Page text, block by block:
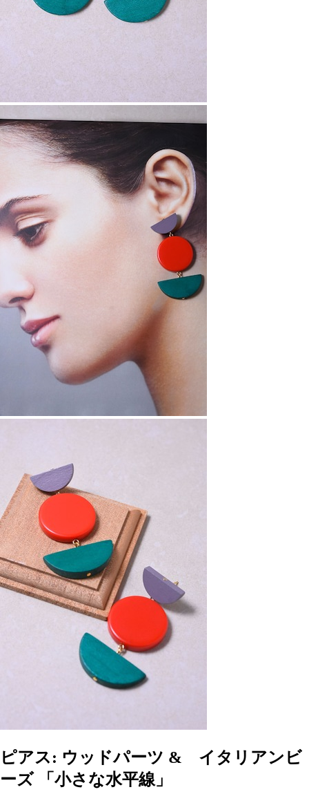
ピアス: ウッドパーツ & イタリアンビ
ーズ 「小さな水平線」